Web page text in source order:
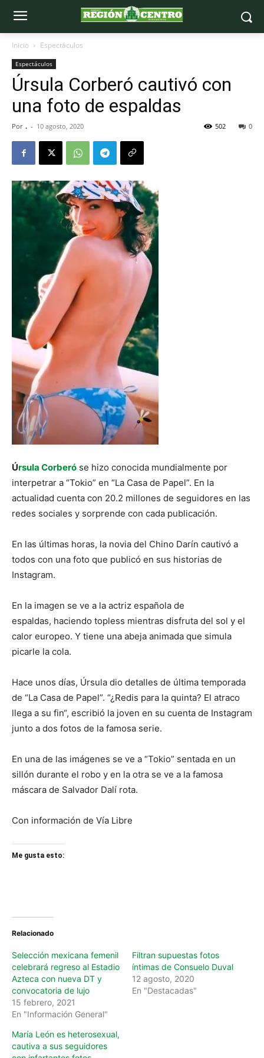
Inicio Espectáculos
Espectáculos
Úrsula Corberó cautivó con
una foto de espaldas
Por . - 10 agosto, 2020 0
502
Úrsula Corberó se hizo conocida mundialmente por
interpetrar a “Tokio” en “La Casa de Papel”. En la
actualidad cuenta con 20.2 millones de seguidores en las
redes sociales y sorprende con cada publicación.
En las últimas horas, la novia del Chino Darín cautivó a
todos con una foto que publicó en sus historias de
Instagram.
En la imagen se ve a la actriz española de
espaldas, haciendo topless mientras disfruta del sol y el
calor europeo. Y tiene una abeja animada que simula
picarle la cola.
Hace unos días, Úrsula dio detalles de última temporada
de “La Casa de Papel”. “¿Redis para la quinta? El atraco
llega a su fin“, escribió la joven en su cuenta de Instagram
junto a dos fotos de la famosa serie.
En una de las imágenes se ve a “Tokio” sentada en un
sillón durante el robo y en la otra se ve a la famosa
máscara de Salvador Dalí rota.
Con información de Vía Libre
Me gusta esto:
Relacionado
Selección mexicana femenil
celebrará regreso al Estadio
Azteca con nueva DT y
convocatoria de lujo
15 febrero, 2021
En "Información General"
Filtran supuestas fotos
íntimas de Consuelo Duval
12 agosto, 2020
En "Destacadas"
María León es heterosexual,
cautiva a sus seguidores